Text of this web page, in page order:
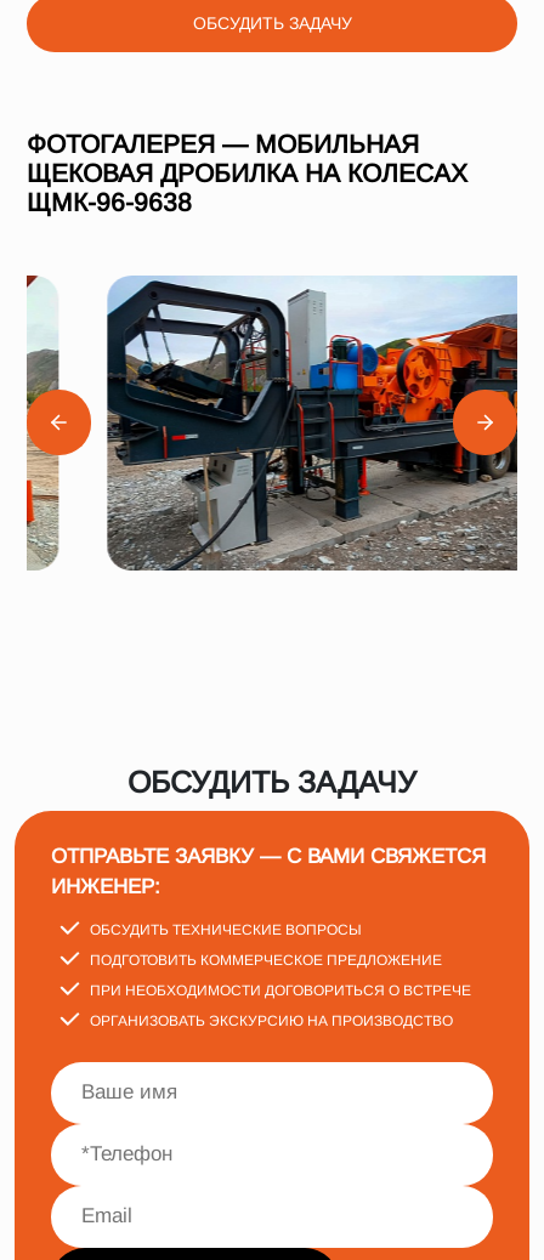
ОБСУДИТЬ ЗАДАЧУ
ФОТОГАЛЕРЕЯ — МОБИЛЬНАЯ
ЩЕКОВАЯ ДРОБИЛКА НА КОЛЕСАХ
ЩМК-96-9638
ОБСУДИТЬ ЗАДАЧУ
ОТПРАВЬТЕ ЗАЯВКУ — С ВАМИ СВЯЖЕТСЯ
ИНЖЕНЕР:
ОБСУДИТЬ ТЕХНИЧЕСКИЕ ВОПРОСЫ
ПОДГОТОВИТЬ КОММЕРЧЕСКОЕ ПРЕДЛОЖЕНИЕ
ПРИ НЕОБХОДИМОСТИ ДОГОВОРИТЬСЯ О ВСТРЕЧЕ
ОРГАНИЗОВАТЬ ЭКСКУРСИЮ НА ПРОИЗВОДСТВО